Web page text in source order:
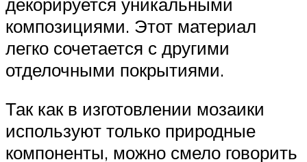
композициями. Этот материал
легко сочетается с другими
отделочными покрытиями.
Так как в изготовлении мозаики
используют только природные
компоненты, можно смело говорить